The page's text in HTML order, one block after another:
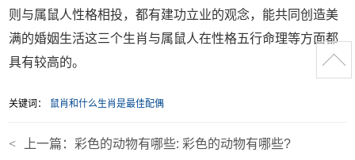
则与属鼠人性格相投，都有建功立业的观念，能共同创造美
满的婚姻生活这三个生肖与属鼠人在性格五行命理等方面都
具有较高的。
关键词： 鼠肖和什么生肖是最佳配偶
< 上一篇：彩色的动物有哪些: 彩色的动物有哪些?